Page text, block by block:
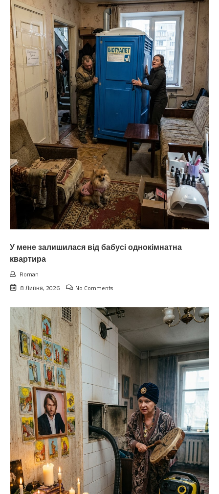
У мене залишилася від бабусі однокімнатна
квартира
Roman
8 Липня, 2026
No Comments